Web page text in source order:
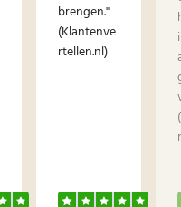
brengen."
(Klantenve
rtellen.nl)